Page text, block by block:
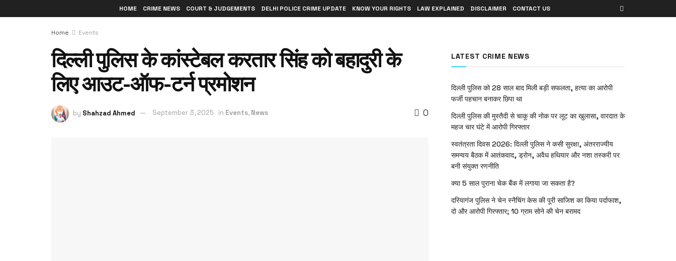
HOME CRIME NEWS COURT & JUDGEMENTS DELHI POLICE CRIME UPDATE KNOW YOUR RIGHTS LAW EXPLAINED DISCLAIMER CONTACT US
Home Events
दिल्ली पुलिस के कांस्टेबल करतार सिंह को बहादुरी के
लिए आउट-ऑफ-टर्न प्रमोशन
by Shahzad Ahmed September 3, 2025 in Events, News 0
LATEST CRIME NEWS
दिल्ली पुलिस को 28 साल बाद मिली बड़ी सफलता, हत्या का आरोपी
फर्जी पहचान बनाकर छिपा था
दिल्ली पुलिस की मुस्तैदी से चाकू की नोक पर लूट का खुलासा, वारदात के
महज चार घंटे में आरोपी गिरफ्तार
स्वतंत्रता दिवस 2026: दिल्ली पुलिस ने कसी सुरक्षा, अंतरराज्यीय
समन्वय बैठक में आतंकवाद, ड्रोन, अवैध हथियार और नशा तस्करी पर
बनी संयुक्त रणनीति
क्या 5 साल पुराना चेक बैंक में लगाया जा सकता है?
दरियागंज पुलिस ने चेन स्नैचिंग केस की पूरी साजिश का किया पर्दाफाश,
दो और आरोपी गिरफ्तार; 10 ग्राम सोने की चेन बरामद